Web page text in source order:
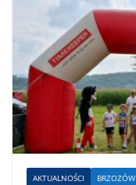
AKTUALNOŚCI BRZOZÓW